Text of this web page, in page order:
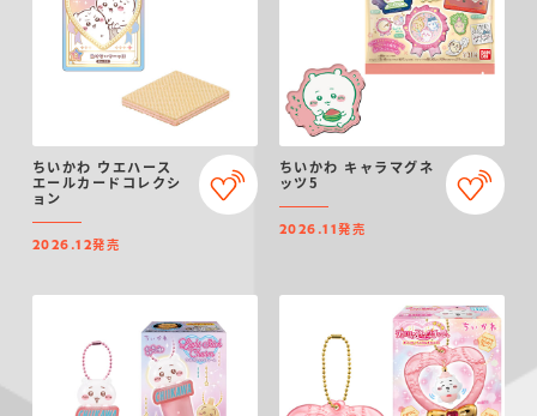
ちいかわ ウエハース
エールカードコレクシ
ョン
2026.12発売
ちいかわ キャラマグネ
ッツ5
2026.11発売